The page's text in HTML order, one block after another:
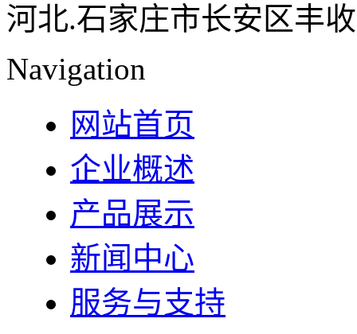
河北.石家庄市长安区丰
Navigation
网站首页
企业概述
产品展示
新闻中心
服务与支持